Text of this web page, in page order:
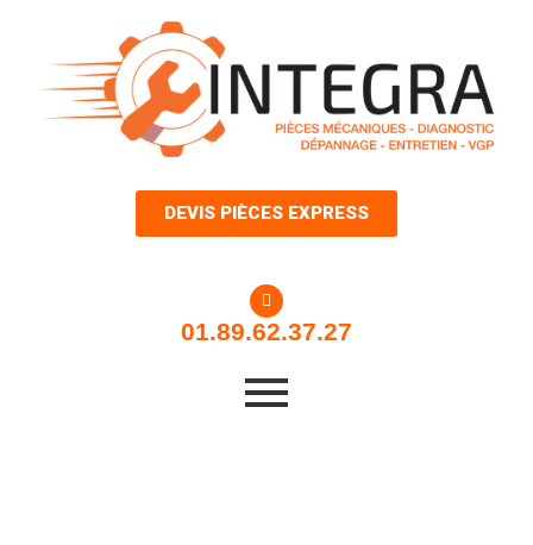
contenu
DEVIS PIÈCES EXPRESS
01.89.62.37.27